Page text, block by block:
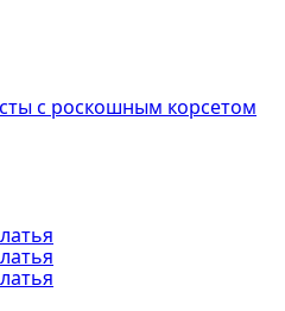
с роскошным корсетом